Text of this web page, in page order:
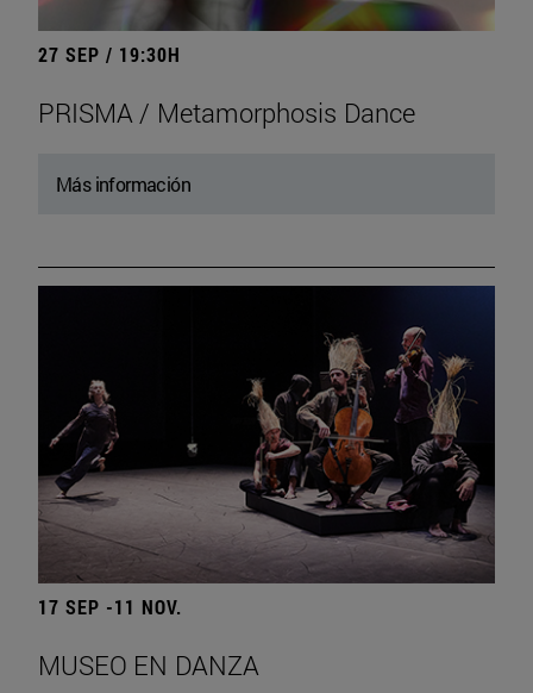
27 SEP / 19:30H
PRISMA / Metamorphosis Dance
Más información
17 SEP -11 NOV.
MUSEO EN DANZA